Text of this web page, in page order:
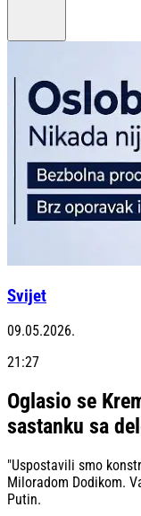
Svijet
09.05.2026.
21:27
Oglasio se
sastanku sa
"Uspostavili smo
Miloradom Dodikom.
Putin.